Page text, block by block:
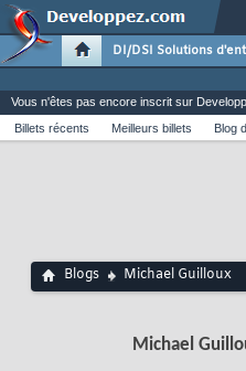
DI/DSI Solutions
Vous n'êtes pas encore inscrit sur
Billets récents
Meilleurs billets Blog
Blogs Michael Guilloux
Michael